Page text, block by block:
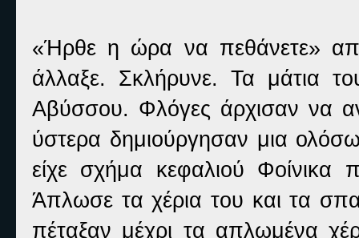
«Ήρθε η ώρα να πεθάνετε»
άλλαξε. Σκλήρυνε. Τα μάτια
Αβύσσου. Φλόγες άρχισαν να
ύστερα δημιούργησαν μια
είχε σχήμα κεφαλιού
Άπλωσε τα χέρια του και τα
πέταξαν μέχρι τα απλωμένα